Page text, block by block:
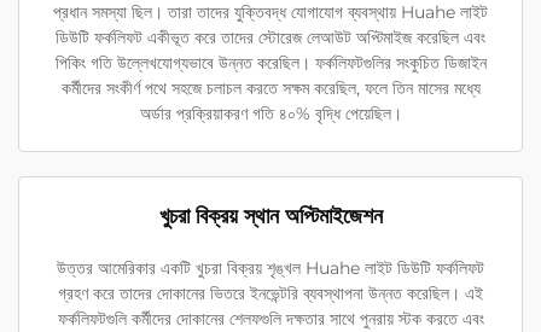
প্রধান সমস্যা ছিল। তারা তাদের যুক্তিবদ্ধ যোগাযোগ ব্যবস্থায় Huahe লাইট
ডিউটি ফর্কলিফট একীভূত করে তাদের স্টোরেজ লেআউট অপ্টিমাইজ করেছিল এবং
পিকিং গতি উল্লেখযোগ্যভাবে উন্নত করেছিল। ফর্কলিফটগুলির সংকুচিত ডিজাইন
কর্মীদের সংকীর্ণ পথে সহজে চলাচল করতে সক্ষম করেছিল, ফলে তিন মাসের মধ্যে
অর্ডার প্রক্রিয়াকরণ গতি ৪০% বৃদ্ধি পেয়েছিল।
খুচরা বিক্রয় স্থান অপ্টিমাইজেশন
উত্তর আমেরিকার একটি খুচরা বিক্রয় শৃঙ্খল Huahe লাইট ডিউটি ফর্কলিফট
গ্রহণ করে তাদের দোকানের ভিতরে ইনভেন্টরি ব্যবস্থাপনা উন্নত করেছিল। এই
ফর্কলিফটগুলি কর্মীদের দোকানের শেলফগুলি দক্ষতার সাথে পুনরায় স্টক করতে এবং